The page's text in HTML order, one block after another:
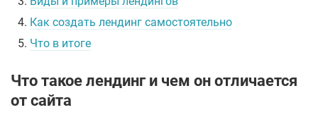
4. Как создать лендинг самостоятельно
5. Что в итоге
Что такое лендинг и чем он отличается
от сайта